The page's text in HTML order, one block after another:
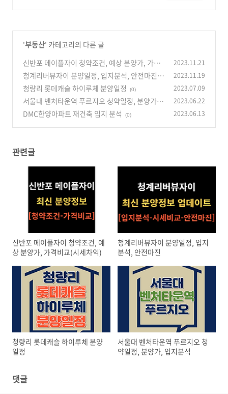
'부동산' 카테고리의 다른 글
신반포 메이플자이 청약조건, 예상 분양가, 가격
비교(시세차익)
(0)
2023.11.21
청계리버뷰자이 분양일정, 입지분석, 안전마진
(0)
2023.11.19
청량리 롯데캐슬 하이루체 분양일정 (0) 2023.07.09
서울대 벤처타운역 푸르지오 청약일정, 분양가,
입지분석
(1)
2023.06.22
DMC한양아파트 재건축 입지 분석 (0) 2023.06.13
관련글
신반포 메이플자이 청약조건, 예
상 분양가, 가격비교(시세차익)
청계리버뷰자이 분양일정, 입지
분석, 안전마진
청량리 롯데캐슬 하이루체 분양
일정
서울대 벤처타운역 푸르지오 청
약일정, 분양가, 입지분석
댓글